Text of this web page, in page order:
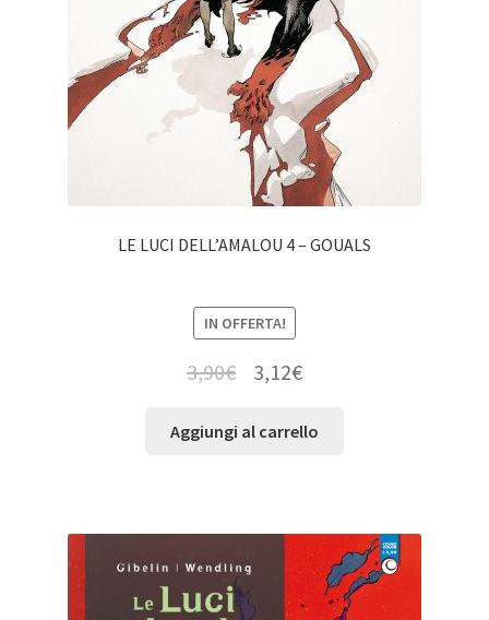
LE LUCI DELL’AMALOU 4 – GOUALS
IN OFFERTA!
3,90€ 3,12€
Aggiungi al carrello